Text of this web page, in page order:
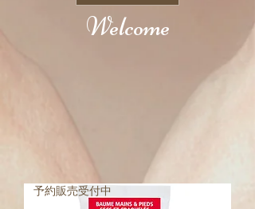
Welcome
予約販売受付中